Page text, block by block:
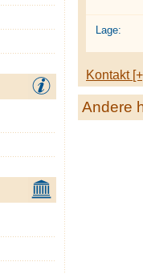
Lage:
Kontakt
Andere